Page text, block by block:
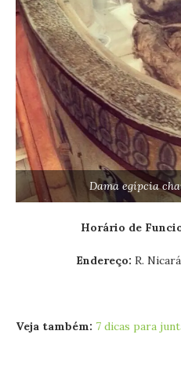
Dama egípcia
Horário de
Endereço: R.
Veja também: 7 dicas para